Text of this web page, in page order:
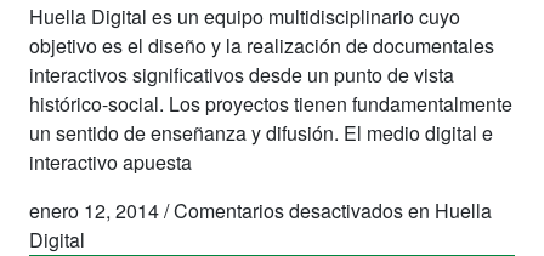
Huella Digital es un equipo multidisciplinario cuyo
objetivo es el diseño y la realización de documentales
interactivos significativos desde un punto de vista
histórico-social. Los proyectos tienen fundamentalmente
un sentido de enseñanza y difusión. El medio digital e
interactivo apuesta
enero 12, 2014/Comentarios desactivadosen Huella
Digital